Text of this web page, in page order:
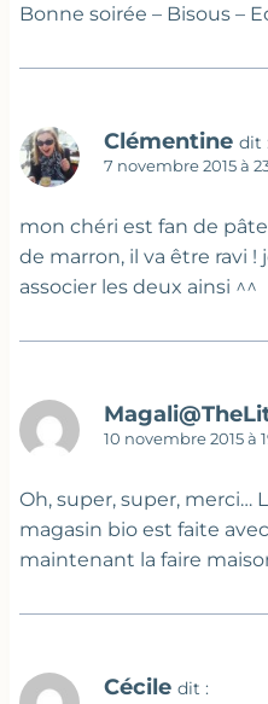
Bonne soirée – Bisous –
Clémentine dit :
7 novembre 2015 à
mon chéri est fan de
de marron, il va être ravi !
associer les deux ainsi ^^
10 novembre 2015 à
Oh, super, super, merci…
magasin bio est faite
maintenant la faire
Cécile dit :